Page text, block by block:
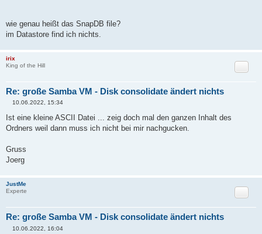
-rw------- 1 root root 5.3M Jun 9 00:20 tt-
ddvs15_5-000002-ctk.vmdk
-rw------- 1 root root 5.3M Jun 10 04:18 tt-
-rw------- 1 root root 5.3M Jun 10 04:18 tt-
ddvs15_5-000004-ctk.vmdk
-rw------- 1 root root 1.9M Jun 10 04:18 tt-
-rw------- 1 root root 467 Jun 9 00:20 tt-
ddvs15_5-000001.vmdk
ddvs15_5-000002.vmdk
-rw------- 1 root root 397 Jun 9 21:01 tt-
-rw------- 1 root root 397 Jun 10 04:18 tt-
ddvs15_5-000004.vmdk
-rw------- 1 root root 389 Jun 10 04:18 tt-
-rw------- 1 root root 388 Jun 10 04:18 tt-
ddvs15_4-000001.vmdk
wie genau heißt das SnapDB file?
im Datastore find ich nichts.
irix
King of the Hill
Re: große Samba VM - Disk consolidate ändert nichts
Zitat
e
i
t
g
10.06.2022, 15:34
Ist eine kleine ASCII Datei ... zeig doch mal den ganzen Inhalt des
Ordners weil dann muss ich nicht bei mir nachgucken.
Gruss
Joerg
JustMe
Experte
Re: große Samba VM - Disk consolidate ändert nichts
Zitat
10.06.2022, 16:04